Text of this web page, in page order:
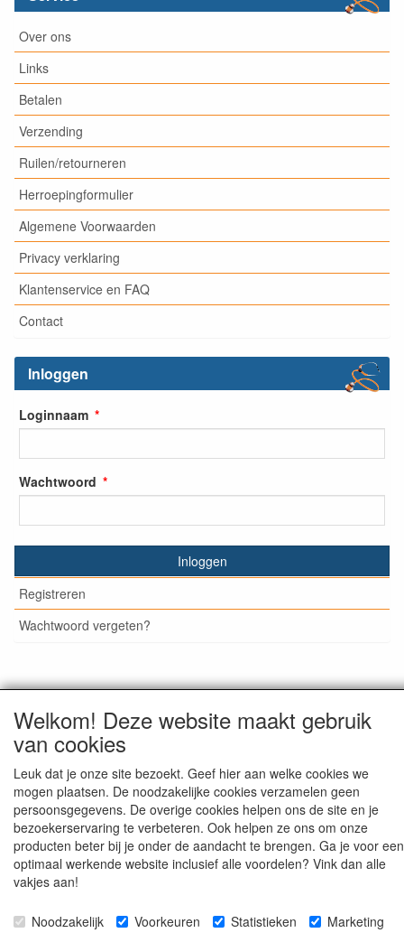
Over ons
Links
Betalen
Verzending
Ruilen/retourneren
Herroepingformulier
Algemene Voorwaarden
Privacy verklaring
Klantenservice en FAQ
Contact
Inloggen
Loginnaam
Wachtwoord
Inloggen
Registreren
Wachtwoord vergeten?
© Medisan Trading | Alblasserdam. Alle genoemde prijzen
zijn inclusief BTW en exclusiefverzendkosten, tenzij anders
staat aangegeven.
Welkom! Deze website maakt gebruik
van cookies
Leuk dat je onze site bezoekt. Geef hier aan welke cookies we
mogen plaatsen. De noodzakelijke cookies verzamelen geen
persoonsgegevens. De overige cookies helpen ons de site en je
bezoekerservaring te verbeteren. Ook helpen ze ons om onze
producten beter bij je onder de aandacht te brengen. Ga je voor een
optimaal werkende website inclusief alle voordelen? Vink dan alle
vakjes aan!
Noodzakelijk Voorkeuren Statistieken Marketing